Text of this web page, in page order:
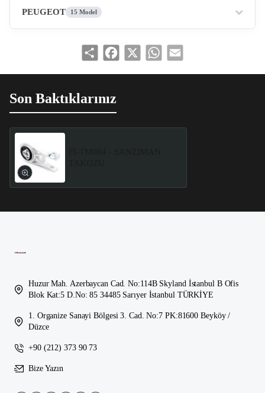
PEUGEOT 15 Model
Share Facebook WhatsApp
Son Baktıklarınız
Huzur Mah. Azerbaycan Cad. No:114B Skyland İstanbul B Ofis
Blok Kat:5 D.No: 85 34485 Sarıyer İstanbul TÜRKİYE
1. Organize Sanayi Bölgesi 3. Cad. No:7 PK:81600 Beyköy /
Düzce
+90 (212) 373 90 73
Bize Yazın